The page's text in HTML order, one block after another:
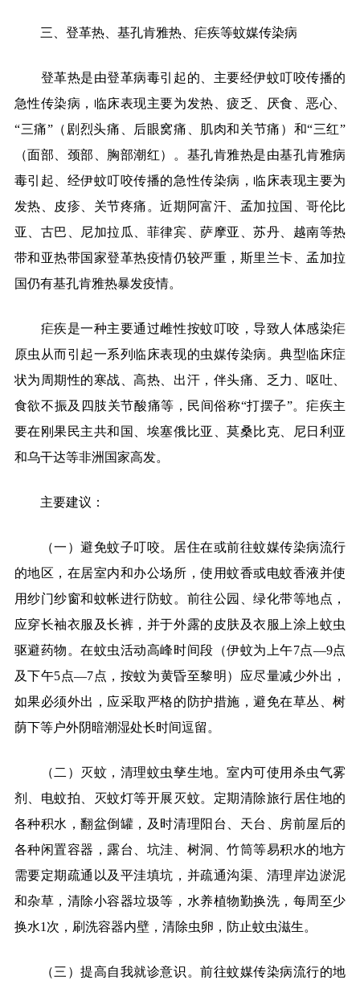
三、登革热、基孔肯雅热、疟疾等蚊媒传染病
登革热是由登革病毒引起的、主要经伊蚊叮咬传播的
急性传染病，临床表现主要为发热、疲乏、厌食、恶心、
“三痛”（剧烈头痛、后眼窝痛、肌肉和关节痛）和“三红”
（面部、颈部、胸部潮红）。基孔肯雅热是由基孔肯雅病
毒引起、经伊蚊叮咬传播的急性传染病，临床表现主要为
发热、皮疹、关节疼痛。近期阿富汗、孟加拉国、哥伦比
亚、古巴、尼加拉瓜、菲律宾、萨摩亚、苏丹、越南等热
带和亚热带国家登革热疫情仍较严重，斯里兰卡、孟加拉
国仍有基孔肯雅热暴发疫情。
疟疾是一种主要通过雌性按蚊叮咬，导致人体感染疟
原虫从而引起一系列临床表现的虫媒传染病。典型临床症
状为周期性的寒战、高热、出汗，伴头痛、乏力、呕吐、
食欲不振及四肢关节酸痛等，民间俗称“打摆子”。疟疾主
要在刚果民主共和国、埃塞俄比亚、莫桑比克、尼日利亚
和乌干达等非洲国家高发。
主要建议：
（一）避免蚊子叮咬。居住在或前往蚊媒传染病流行
的地区，在居室内和办公场所，使用蚊香或电蚊香液并使
用纱门纱窗和蚊帐进行防蚊。前往公园、绿化带等地点，
应穿长袖衣服及长裤，并于外露的皮肤及衣服上涂上蚊虫
驱避药物。在蚊虫活动高峰时间段（伊蚊为上午7点—9点
及下午5点—7点，按蚊为黄昏至黎明）应尽量减少外出，
如果必须外出，应采取严格的防护措施，避免在草丛、树
荫下等户外阴暗潮湿处长时间逗留。
（二）灭蚊，清理蚊虫孳生地。室内可使用杀虫气雾
剂、电蚊拍、灭蚊灯等开展灭蚊。定期清除旅行居住地的
各种积水，翻盆倒罐，及时清理阳台、天台、房前屋后的
各种闲置容器，露台、坑洼、树洞、竹筒等易积水的地方
需要定期疏通以及平洼填坑，并疏通沟渠、清理岸边淤泥
和杂草，清除小容器垃圾等，水养植物勤换洗，每周至少
换水1 次，刷洗容器内壁，清除虫卵，防止蚊虫滋生。
（三）提高自我就诊意识。前往蚊媒传染病流行的地